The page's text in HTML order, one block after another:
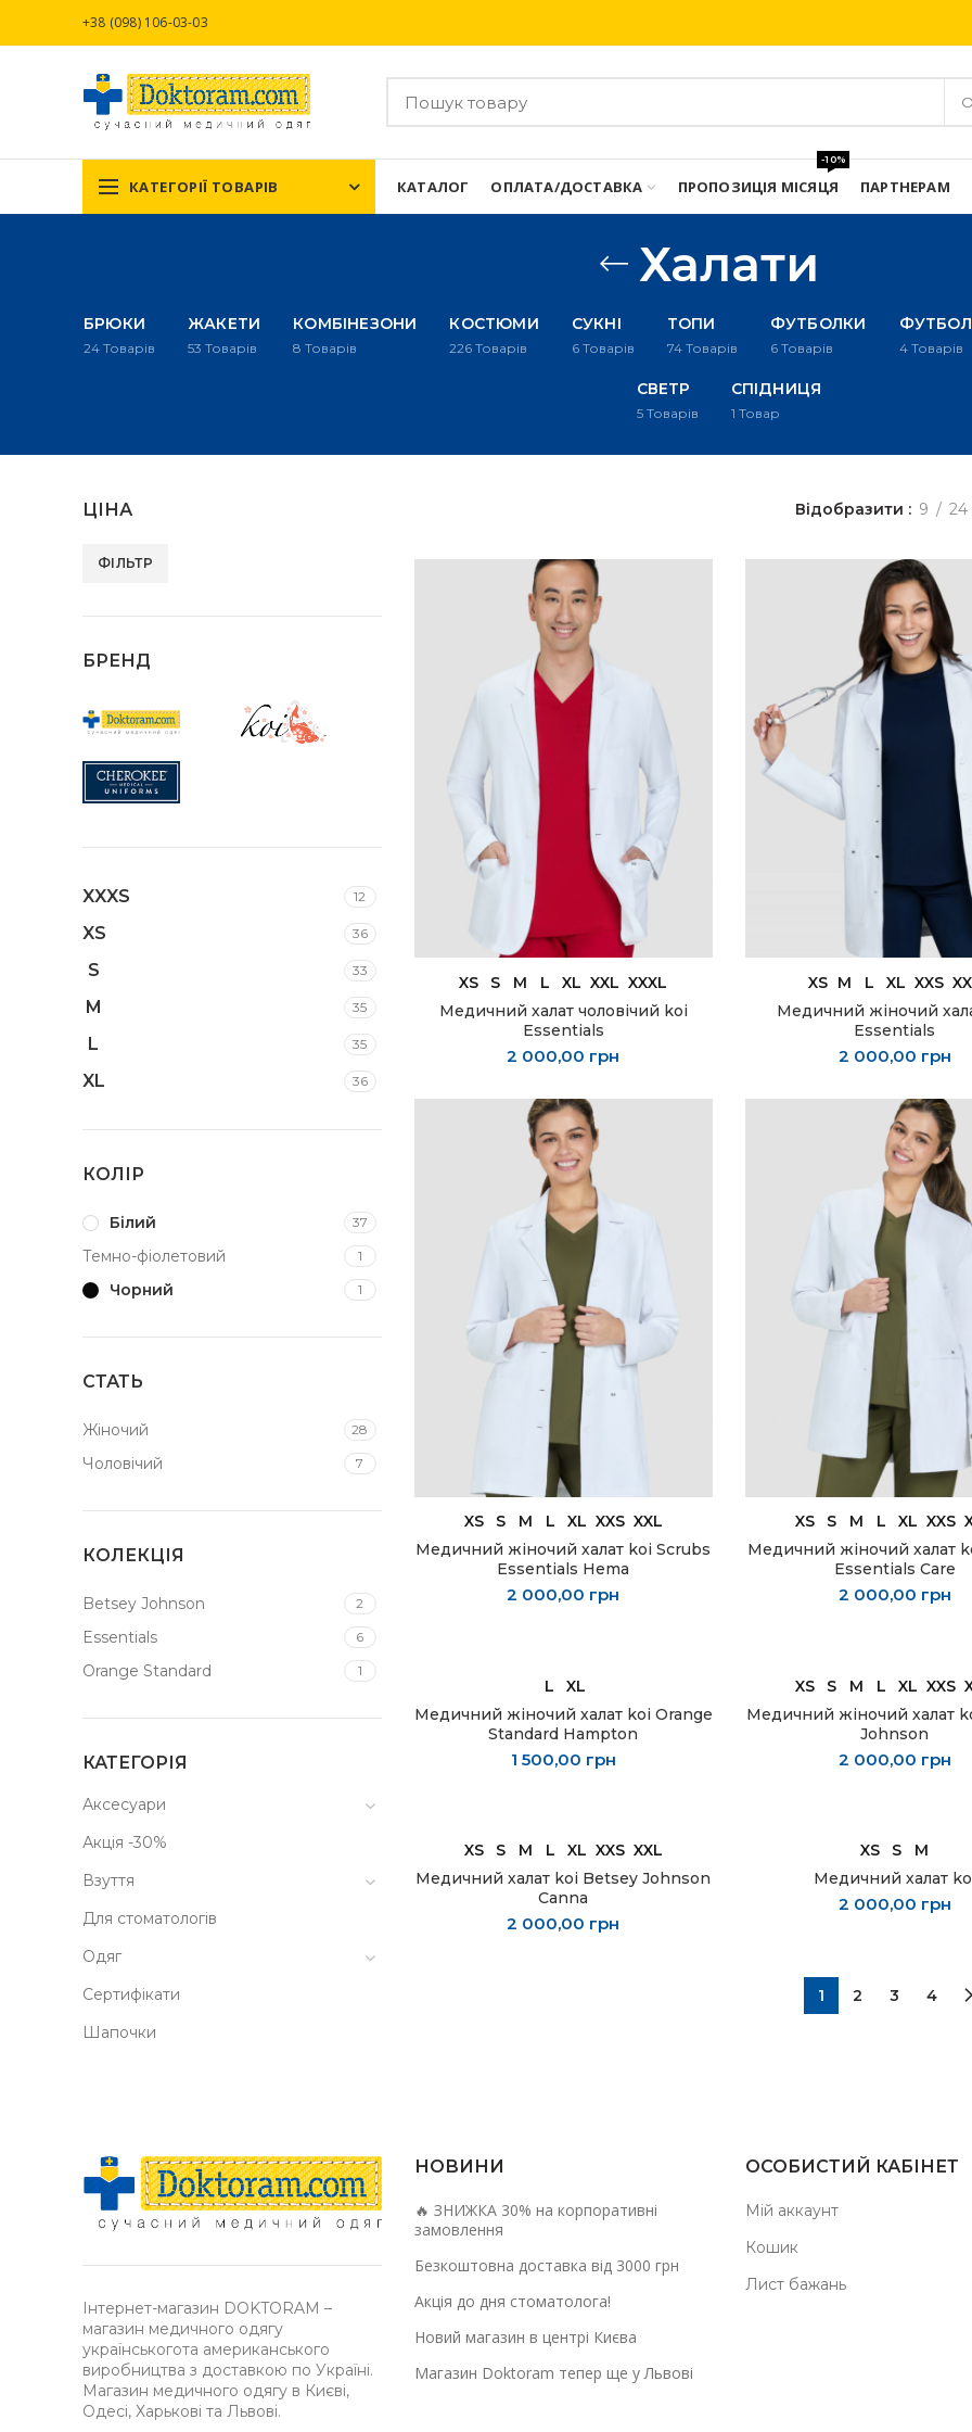
+38 (098) 106-03-03
КАТЕГОРІЇ ТОВАРІВ КАТАЛОГ ОПЛАТА/ДОСТАВКА ПРОПОЗИЦІЯ МІСЯЦЯ
-10%
ПАРТНЕРАМ
Халати
БРЮКИ
24 Товарів
ЖАКЕТИ
53 Товарів
КОМБІНЕЗОНИ
8 Товарів
КОСТЮМИ
226 Товарів
СУКНІ
6 Товарів
ТОПИ
74 Товарів
ФУТБОЛКИ
6 Товарів 4 Товарів
СВЕТР
5 Товарів
СПІДНИЦЯ
1 Товар
Відобразити 9 24
ОБЕРІТЬ ОПЦІЇ
XS S M L XL XXL XXXL
Медичний халат чоловічий koi
Essentials
2 000,00 грн
ОБЕРІТЬ ОПЦІЇ
XS M L XL XXS
Медичний жіночий
Essentials
2 000,00 грн
ОБЕРІТЬ ОПЦІЇ
XS S M L XL XXS XXL
Медичний жіночий халат koi Scrubs
Essentials Hema
2 000,00 грн
ОБЕРІТЬ ОПЦІЇ
XS S M L XL XXS
Медичний жіночий халат
Essentials Care
2 000,00 грн
ОБЕРІТЬ ОПЦІЇ
L
XL
Медичний жіночий халат koi Orange
Standard Hampton
1 500,00 грн
ОБЕРІТЬ ОПЦІЇ
XS S M L XL XXS
Медичний жіночий халат
Johnson
2 000,00 грн
ОБЕРІТЬ ОПЦІЇ
XS S M L XL XXS XXL
Медичний халат koi Betsey Johnson
Canna
2 000,00 грн
ОБЕРІТЬ ОПЦІЇ
XS S
M
Медичний халат
2 000,00 грн
1 2 3 4
ЦІНА
ФІЛЬТР
БРЕНД
XXXS 12
XS 36
S 33
M 35
L 35
XL 36
КОЛІР
Білий 37
Темно-фіолетовий 1
Чорний 1
СТАТЬ
Жіночий 28
Чоловічий 7
КОЛЕКЦІЯ
Betsey Johnson 2
Essentials 6
Orange Standard 1
КАТЕГОРІЯ
Аксесуари
Акція -30%
Взуття
Для стоматологів
Одяг
Сертифікати
Шапочки
Інтернет-магазин DOKTORAM –
магазин медичного одягу
українськогота американського
виробництва з доставкою по Україні.
Магазин медичного одягу в Києві,
Одесі, Харькові та Львові.
НОВИНИ
🔥 ЗНИЖКА 30% на корпоративні
замовлення
Безкоштовна доставка від 3000 грн
Акція до дня стоматолога!
Новий магазин в центрі Києва
Магазин Doktoram тепер ще у Львові
ОСОБИСТИЙ КАБІНЕТ
Мій аккаунт
Кошик
Лист бажань